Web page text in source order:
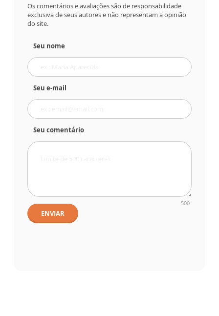
Os comentários e avaliações são de responsabilidade
exclusiva de seus autores e não representam a opinião
do site.
Seu nome
Seu e-mail
Seu comentário
500
ENVIAR